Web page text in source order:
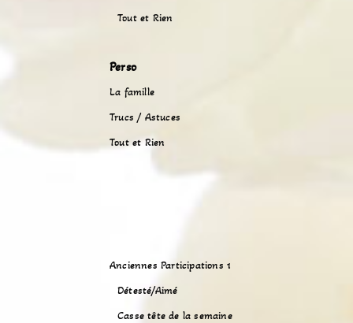
Tout et Rien
Perso
La famille
Trucs / Astuces
Tout et Rien
Anciennes Participations 1
Détesté/Aimé
Casse tête de la semaine